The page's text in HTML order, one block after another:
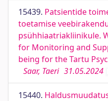
15439. Patsientide
toetamise
psühhiaatriakliinikule.
for Monitoring and
being for the Tartu
Saar, Taeri 31.05.2024
15440.